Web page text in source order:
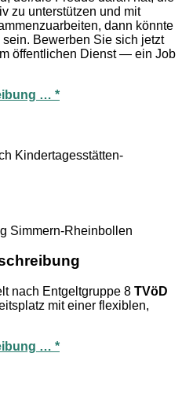
zu unterstützen und mit
dann könnte
Bewerben Sie sich jetzt
öffentlichen Dienst — ein Job
… *
Kindertagesstätten-
Simmern-Rheinbollen
nach Entgeltgruppe 8 TVöD
mit einer flexiblen,
… *